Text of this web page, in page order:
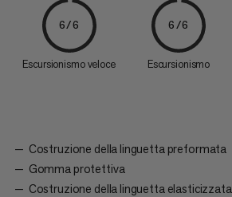
6/6
Escursionismo veloce
6/6
Escursionismo
Costruzione della linguetta preformata
Gomma protettiva
Costruzione della linguetta elasticizzata